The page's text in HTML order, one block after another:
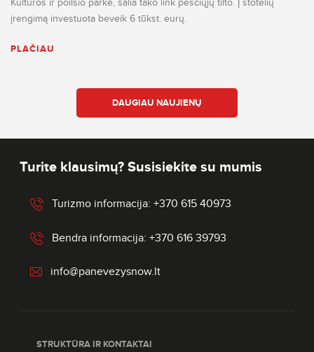
įrengimą investuota beveik 6 tūkst. eurų.
PLAČIAU
DAUGIAU NAUJIENŲ
Turite klausimų? Susisiekite su mumis
Turizmo informacija: +370 615 40973
Bendra informacija: +370 616 39793
info@panevezysnow.lt
STRUKTŪRA IR KONTAKTAI